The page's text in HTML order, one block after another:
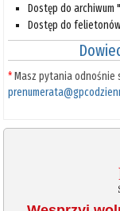
Dostęp do archiwum
Dostęp do
*Masz pytania odnośnie